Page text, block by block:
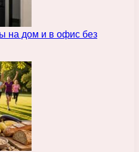
на дом и в офис без